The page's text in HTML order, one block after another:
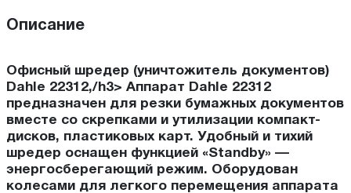
Описание
Офисный шредер (уничтожитель документов)
Dahle 22312,/h3> Аппарат Dahle 22312
предназначен для резки бумажных документов
вместе со скрепками и утилизации компакт-
дисков, пластиковых карт. Удобный и тихий
шредер оснащен функцией «Standby» —
энергосберегающий режим. Оборудован
колесами для легкого перемещения аппарата